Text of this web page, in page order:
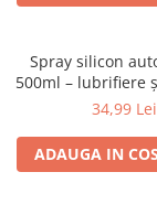
Spray silicon
500ml – lubrifiere
plastic,
34,99 Lei
ADAUGA IN COS